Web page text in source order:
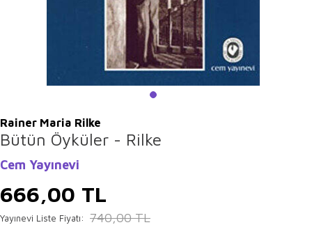
Rainer Maria Rilke
Bütün Öyküler - Rilke
Cem Yayınevi
666,00 TL
Yayınevi Liste Fiyatı: 740,00TL